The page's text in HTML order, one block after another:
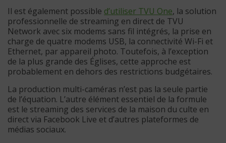
Il est également possible d’utiliser TVU One, la solution
professionnelle de streaming en direct de TVU
Network avec six modems sans fil intégrés, la prise en
charge de quatre modems USB, la connectivité Wi-Fi et
Ethernet, par appareil photo. Toutefois, à l’exception
de la plus grande des Églises, cette approche est
probablement en dehors des restrictions budgétaires.
La production multi-caméras n’est pas la seule partie
de l’équation. L’autre élément essentiel de la formule
est le streaming des services de la maison du culte en
direct via Facebook Live et d’autres plateformes de
médias sociaux.